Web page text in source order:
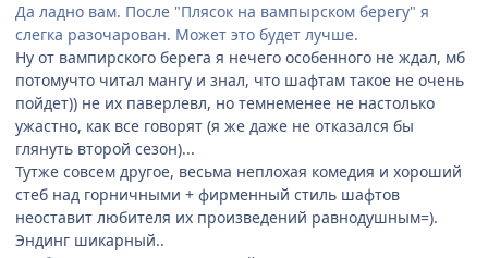
Да ладно вам. После "Плясок на вампырском берегу" я
слегка разочарован. Может это будет лучше.
Ну от вампирского берега я нечего особенного не ждал, мб
потомучто читал мангу и знал, что шафтам такое не очень
пойдет)) не их паверлевл, но темнеменее не настолько
ужастно, как все говорят (я же даже не отказался бы
глянуть второй сезон)...
Тутже совсем другое, весьма неплохая комедия и хороший
стеб над горничными + фирменный стиль шафтов
неоставит любителя их произведений равнодушным=).
Эндинг шикарный..